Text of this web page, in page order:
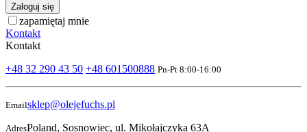
Zaloguj się
zapamiętaj mnie
Kontakt
Kontakt
+48 32 290 43 50 +48 601500888 Pn-Pt 8:00-16:00
Emailsklep@olejefuchs.pl
AdresPoland, Sosnowiec, ul. Mikołajczyka 63A